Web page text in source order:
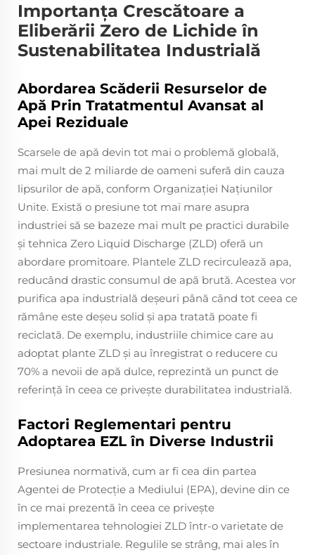
Importanța Crescătoare a
Eliberării Zero de Lichide în
Sustenabilitatea Industrială
Abordarea Scăderii Resurselor de
Apă Prin Tratatmentul Avansat al
Apei Reziduale
Scarsele de apă devin tot mai o problemă globală,
mai mult de 2 miliarde de oameni suferă din cauza
lipsurilor de apă, conform Organizației Națiunilor
Unite. Există o presiune tot mai mare asupra
industriei să se bazeze mai mult pe practici durabile
și tehnica Zero Liquid Discharge (ZLD) oferă un
abordare promitoare. Plantele ZLD recirculează apa,
reducând drastic consumul de apă brută. Acestea vor
purifica apa industrială deșeuri până când tot ceea ce
rămâne este deșeu solid și apa tratată poate fi
reciclată. De exemplu, industriile chimice care au
adoptat plante ZLD și au înregistrat o reducere cu
70% a nevoii de apă dulce, reprezintă un punct de
referință în ceea ce privește durabilitatea industrială.
Factori Reglementari pentru
Adoptarea EZL în Diverse Industrii
Presiunea normativă, cum ar fi cea din partea
Agentei de Protecție a Mediului (EPA), devine din ce
în ce mai prezentă în ceea ce privește
implementarea tehnologiei ZLD într-o varietate de
sectoare industriale. Regulile se strâng, mai ales în